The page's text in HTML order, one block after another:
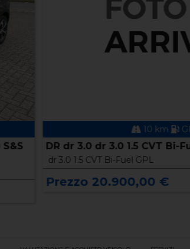
10 km GPL
DR dr 3.0 dr 3.0 1.5 CVT Bi-Fuel
dr 3.0 1.5 CVT Bi-Fuel GPL
Prezzo 20.900,00 €